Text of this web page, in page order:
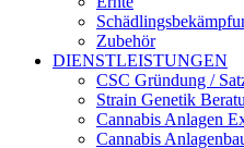
Zubehör
DIENSTLEISTUNGEN
CSC Gründung /
Strain Genetik
Cannabis Anlagen
Cannabis